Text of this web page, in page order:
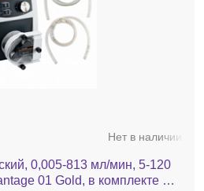
Нет в наличии
0,005-813 мл/мин, 5-120
01 Gold, в комплекте SP